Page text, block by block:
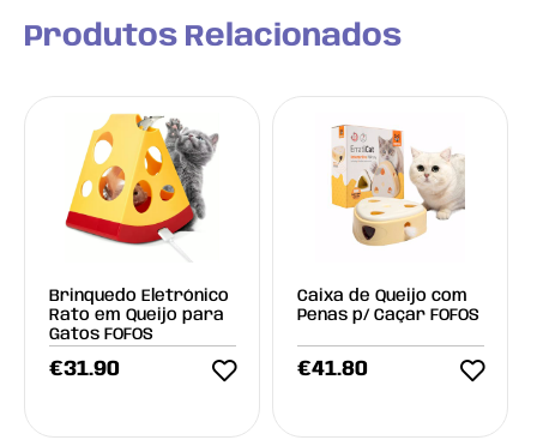
Produtos Relacionados
Brinquedo Eletrónico
Rato em Queijo para
Gatos FOFOS
€31.90
Caixa de Queijo com
Penas p/ Caçar FOFOS
€41.80